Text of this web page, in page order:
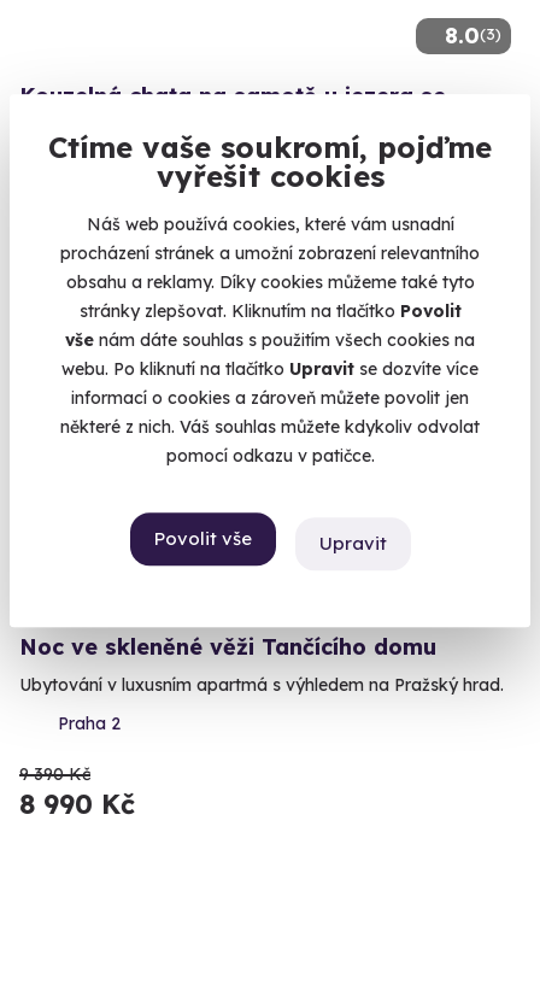
Ctíme vaše soukromí, pojďme
vyřešit cookies
Náš web používá cookies, které vám usnadní
procházení stránek a umožní zobrazení relevantního
obsahu a reklamy. Díky cookies můžeme také tyto
stránky zlepšovat. Kliknutím na tlačítko Povolit
vše nám dáte souhlas s použitím všech cookies na
webu. Po kliknutí na tlačítko Upravit se dozvíte více
informací o cookies a zároveň můžete povolit jen
některé z nich. Váš souhlas můžete kdykoliv odvolat
pomocí odkazu v patičce.
Povolit vše Upravit
8.0(3)
Kouzelná chata na samotě u jezera se
Ticho, klid a pohodlí se saunou a vířivkou.
Sloupnice (Litomyšl) (Svitavy)
6 390 Kč
5 890 Kč
AKCE
Noc ve skleněné věži Tančícího domu
Ubytování v luxusním apartmá s výhledem na Pražský hrad.
Praha 2
9 390 Kč
8 990 Kč